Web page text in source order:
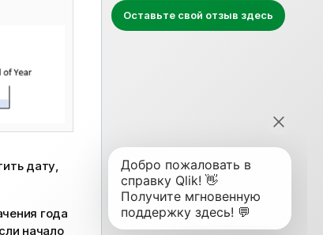
Оставьте свой отзыв здесь
дату,
года
начало